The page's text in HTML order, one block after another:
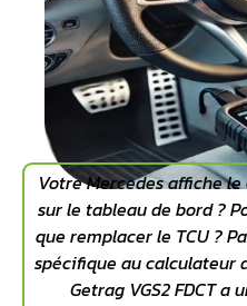
VotreMercedesaffiche le
sur le tableau de bord?
que remplacer le TCU ?
spécifique au calculateur
Getrag VGS2 FDCT a